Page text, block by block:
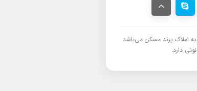
املاک پرند مسکن می‌باشد
دارد.